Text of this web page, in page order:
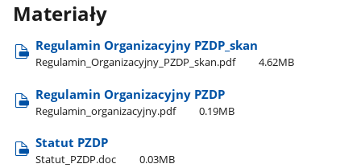
Materiały
Regulamin Organizacyjny PZDP​_skan
Regulamin​_Organizacyjny​_PZDP​_skan.pdf 4.62MB
Regulamin Organizacyjny PZDP
Regulamin​_organizacyjny.pdf 0.19MB
Statut PZDP
Statut​_PZDP.doc 0.03MB